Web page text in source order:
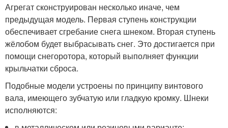
Агрегат сконструирован несколько иначе, чем
предыдущая модель. Первая ступень конструкции
обеспечивает сгребание снега шнеком. Вторая ступень
жёлобом будет выбрасывать снег. Это достигается при
помощи снегоротора, который выполняет функции
крыльчатки сброса.
Подобные модели устроены по принципу винтового
вала, имеющего зубчатую или гладкую кромку. Шнеки
исполняются: